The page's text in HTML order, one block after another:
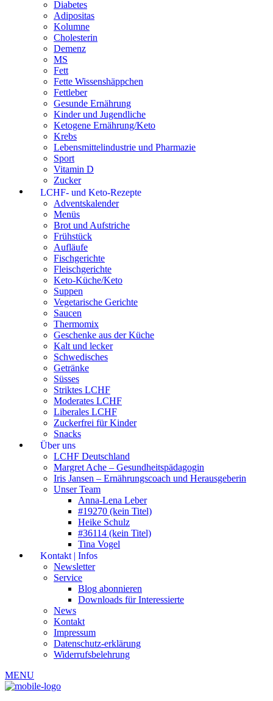
Diabetes
Adipositas
Kolumne
Cholesterin
Demenz
MS
Fett
Fette Wissenshäppchen
Fettleber
Gesunde Ernährung
Kinder und Jugendliche
Ketogene Ernährung/Keto
Krebs
Lebensmittelindustrie und Pharmazie
Sport
Vitamin D
Zucker
LCHF- und Keto-Rezepte
Adventskalender
Menüs
Brot und Aufstriche
Frühstück
Aufläufe
Fischgerichte
Fleischgerichte
Keto-Küche/Keto
Suppen
Vegetarische Gerichte
Saucen
Thermomix
Geschenke aus der Küche
Kalt und lecker
Schwedisches
Getränke
Süsses
Striktes LCHF
Moderates LCHF
Liberales LCHF
Zuckerfrei für Kinder
Snacks
Über uns
LCHF Deutschland
Margret Ache – Gesundheitspädagogin
Iris Jansen – Ernährungscoach und Herausgeberin
Unser Team
Anna-Lena Leber
#19270 (kein Titel)
Heike Schulz
#36114 (kein Titel)
Tina Vogel
Kontakt | Infos
Newsletter
Service
Blog abonnieren
Downloads für Interessierte
News
Kontakt
Impressum
Datenschutz-erklärung
Widerrufsbelehrung
MENU